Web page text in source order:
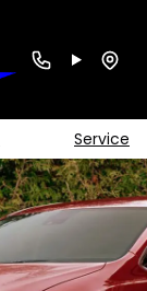
Service